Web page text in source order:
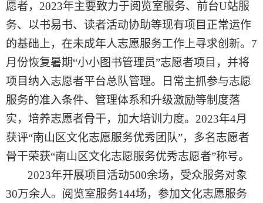
愿者， 2023年主要致力于阅览室服务、前台U站服
务、以书易书、读者活动协助等现有项目正常运作
的基础上，在未成年人志愿服务工作上寻求创新。 7
月份恢复暑期“小小图书管理员”志愿者项目，并将
项目纳入志愿者平台总队管理。
日常主抓参与志愿
服务的准入条件、管理体系和升级激励等制度落
实，培养志愿者骨干， 加大培训力度。2023年4月
获评“南山区文化志愿服务优秀团队”， 多名志愿者
骨干荣获“南山区文化志愿服务优秀志愿者”称号。
2023年开展项目活动500余场， 受众服务对象
30万余人。阅览室服务144场， 参加文化志愿服务